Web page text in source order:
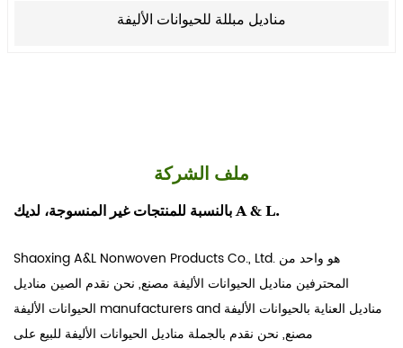
مناديل مبللة للحيوانات الأليفة
ملف الشركة
بالنسبة للمنتجات غير المنسوجة، لديك A & L.
Shaoxing A&L Nonwoven Products Co., Ltd. هو واحد من
المحترفين مناديل الحيوانات الأليفة مصنع, نحن نقدم الصين مناديل
الحيوانات الأليفة manufacturersand مناديل العناية بالحيوانات الأليفة
مصنع, نحن نقدم بالجملة مناديل الحيوانات الأليفة للبيع على